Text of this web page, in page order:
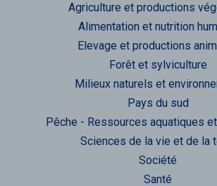
Agriculture et productions
Alimentation et nutrition
Elevage et productions
Forêt et sylviculture
Milieux naturels et
Pays du sud
Pêche - Ressources aquatiques
Sciences de la vie et de la
Société
Santé